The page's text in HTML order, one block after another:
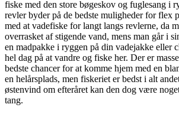
fiske med den store bøgeskov og fuglesang i
revler byder på de bedste muligheder for flex
med at vadefiske for langt langs revlerne, da
overrasket af stigende vand, mens man går i
en madpakke i ryggen på din vadejakke eller
hel dag på at vandre og fiske her. Der er
bedste chancer for at komme hjem med en
en helårsplads, men fiskeriet er bedst i alt
østenvind om efteråret kan den dog være
tang.